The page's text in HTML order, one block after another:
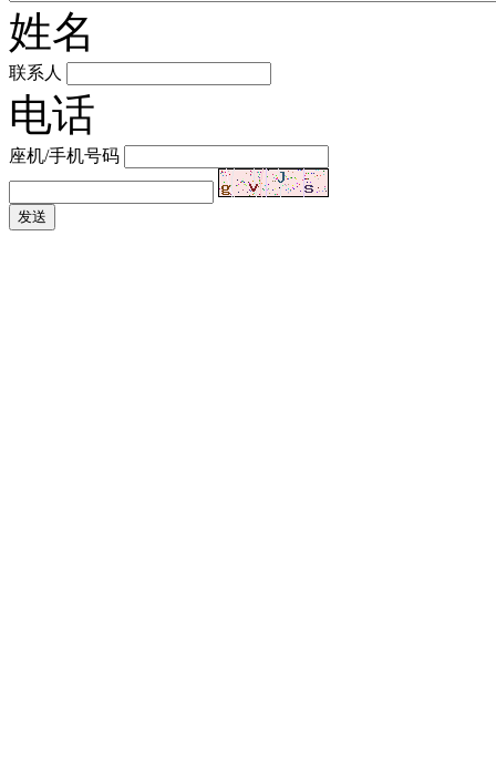
姓名
联系人
电话
座机/手机号码